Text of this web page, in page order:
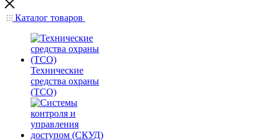
Каталог товаров
Технические
средства охраны
(ТСО)